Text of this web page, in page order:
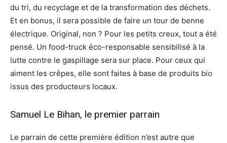
du tri, du recyclage et de la transformation des déchets.
Et en bonus, il sera possible de faire un tour de benne
électrique. Original, non ? Pour les petits creux, tout a été
pensé. Un food-truck éco-responsable sensibilisé à la
lutte contre le gaspillage sera sur place. Pour ceux qui
aiment les crêpes, elle sont faites à base de produits bio
issus des producteurs locaux.
Samuel Le Bihan, le premier parrain
Le parrain de cette première édition n’est autre que